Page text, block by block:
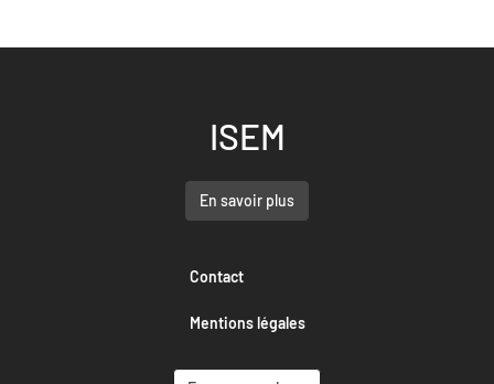
ISEM
En savoir plus
Contact
Mentions légales